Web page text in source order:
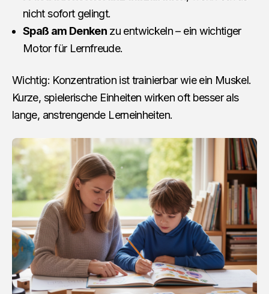
nicht sofort gelingt.
Spaß am Denken zu entwickeln – ein wichtiger
Motor für Lernfreude.
Wichtig: Konzentration ist trainierbar wie ein Muskel.
Kurze, spielerische Einheiten wirken oft besser als
lange, anstrengende Lerneinheiten.